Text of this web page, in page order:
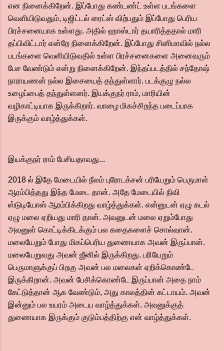
என நினைக்கிறேன். இப்போது கண்டண்ட் உள்ள படங்களை
வெளியிடுவதும், டிஜிட்டல் ரைட்ஸ் விற்பதும் இப்போது பெரிய
பிரச்சனையாக உள்ளது. அதில் ஹாஸ்டார் தயாரித்ததால் மாரி
தப்பிவிட்டார் என்றே நினைக்கிறேன். இப்போது சினிமாவில் நல்ல
படங்களை வெளியிடுவதில் உள்ள பிரச்சனைகளை அனைவரும்
பேச வேண்டும் என்று நினைக்கிறேன். இந்தப்படத்தில் சந்தோஷ்
நாராயணன் நல்ல இசையைத் தந்துள்ளார். படக்குழு நல்ல
உழைப்பைத் தந்துள்ளனர். இயக்குநர் ராம், மாரியின்
வழிகாட்டியாக இருக்கிறார். வாழை மிகச்சிறந்த படைப்பாக
இருக்கும் வாழ்த்துக்கள்.
இயக்குநர் ராம் பேசியதாவது...
2018 ல் இதே மேடையில் நீலம் புரோடக்சன் பரியேறும் பெருமாள்
ஆரம்பித்தது இந்த மேடை தான். அதே மேடையில் நிவி
ஸ்டுடியோஸ் ஆரம்பிக்கிறது வாழ்த்துக்கள். என்னுடன் ஏழு கடல்
ஏழு மலை ஏறியது மாரி தான். அவனுடன் மலை ஏறும்போது
அவனுள் கொட்டிக்கிடக்கும் பல கதைகளைச் சொல்வான்.
மலையேறும் போது மிகப்பெரிய துணையாக அவன் இருப்பான்.
மலையேறுவது அவன் ஜீனில் இருக்கிறது. பரியேறும்
பெருமாளுக்குப் பிறகு அவன் பல மலைகள் ஏறிக்கொண்டே
இருக்கிறான். அவன் பேசிக்கொண்டே இருப்பான் அதை நாம்
கேட்டுத்தான் ஆக வேண்டும், அது காலத்தின் கட்டாயம். அவன்
இன்னும் பல உயரம் அடைய வாழ்த்துக்கள். அவனுக்குத்
துணையாக இருக்கும் குடும்பத்திற்கு என் வாழ்த்துக்கள்.